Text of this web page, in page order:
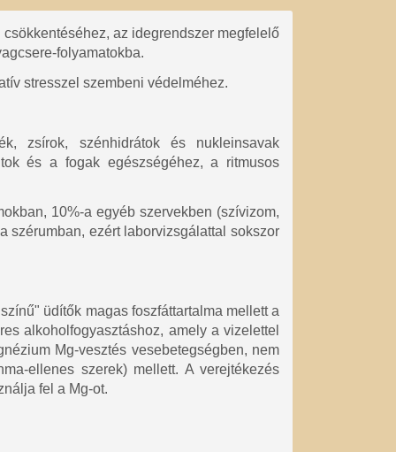
az idegrendszer megfelelő
folyamatokba.
stresszel szembeni védelméhez.
zsírok, szénhidrátok és nukleinsavak
és a fogak egészségéhez, a ritmusos
10%-a egyéb szervekben (szívizom,
szérumban, ezért laborvizsgálattal sokszor
üdítők magas foszfáttartalma mellett a
alkoholfogyasztáshoz, amely a vizelettel
Mg-vesztés vesebetegségben, nem
ellenes szerek) mellett. A verejtékezés
fel a Mg-ot.